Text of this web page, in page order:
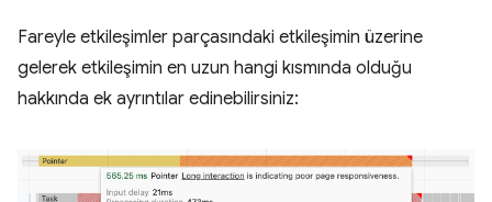
Fareyle etkileşimler parçasındaki etkileşimin üzerine
gelerek etkileşimin en uzun hangi kısmında olduğu
hakkında ek ayrıntılar edinebilirsiniz: